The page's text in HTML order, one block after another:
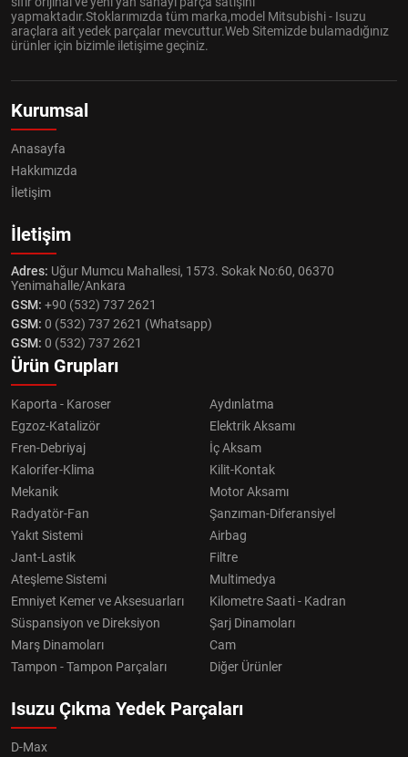
yapmaktadır.Stoklarımızda tüm marka,model Mitsubishi - Isuzu
araçlara ait yedek parçalar mevcuttur.Web Sitemizde bulamadığınız
ürünler için bizimle iletişime geçiniz.
Kurumsal
Anasayfa
Hakkımızda
İletişim
İletişim
Adres: Uğur Mumcu Mahallesi, 1573. Sokak No:60, 06370
Yenimahalle/Ankara
GSM: +90 (532) 737 2621
GSM: 0 (532) 737 2621 (Whatsapp)
GSM: 0 (532) 737 2621
Ürün Grupları
Kaporta - Karoser
Aydınlatma
Egzoz-Katalizör
Elektrik Aksamı
Fren-Debriyaj
İç Aksam
Kalorifer-Klima
Kilit-Kontak
Mekanik
Motor Aksamı
Radyatör-Fan
Şanzıman-Diferansiyel
Yakıt Sistemi
Airbag
Jant-Lastik
Filtre
Ateşleme Sistemi
Multimedya
Emniyet Kemer ve Aksesuarları
Kilometre Saati - Kadran
Süspansiyon ve Direksiyon
Şarj Dinamoları
Marş Dinamoları
Cam
Tampon - Tampon Parçaları
Diğer Ürünler
Isuzu Çıkma Yedek Parçaları
D-Max